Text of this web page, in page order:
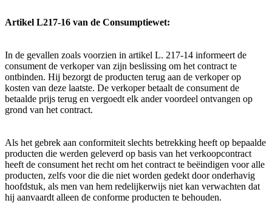
Artikel L217-16 van de Consumptiewet:
In de gevallen zoals voorzien in artikel L. 217-14 informeert de
consument de verkoper van zijn beslissing om het contract te
ontbinden. Hij bezorgt de producten terug aan de verkoper op
kosten van deze laatste. De verkoper betaalt de consument de
betaalde prijs terug en vergoedt elk ander voordeel ontvangen op
grond van het contract.
Als het gebrek aan conformiteit slechts betrekking heeft op bepaalde
producten die werden geleverd op basis van het verkoopcontract
heeft de consument het recht om het contract te beëindigen voor alle
producten, zelfs voor die die niet worden gedekt door onderhavig
hoofdstuk, als men van hem redelijkerwijs niet kan verwachten dat
hij aanvaardt alleen de conforme producten te behouden.